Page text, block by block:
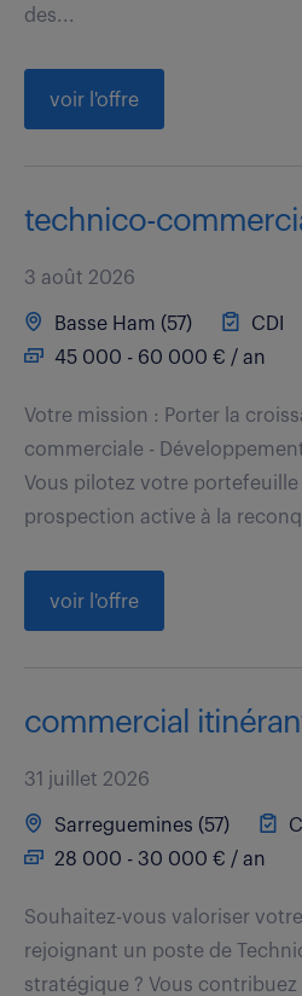
des...
voir l'offre
technico-
3 août 2026
Basse Ham (57)
CDI
45 000 - 60 000 € / an
Votre mission : Porter la
commerciale -
Vous pilotez votre
prospection active à la
voir l'offre
commercial
31 juillet 2026
Sarreguemines (57)
28 000 - 30 000 € / an
Souhaitez-vous valoriser
rejoignant un poste de
stratégique ? Vous